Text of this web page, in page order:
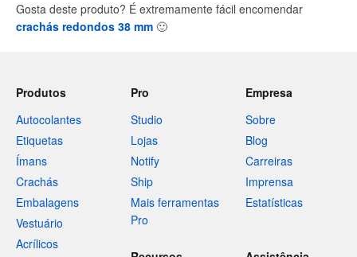
Gosta deste produto? É extremamente fácil encomendar
crachás redondos 38 mm 🙂
Produtos
Autocolantes
Etiquetas
Ímans
Crachás
Embalagens
Vestuário
Acrílicos
Pro
Studio
Lojas
Notify
Ship
Mais ferramentas
Pro
Empresa
Sobre
Blog
Carreiras
Imprensa
Estatísticas